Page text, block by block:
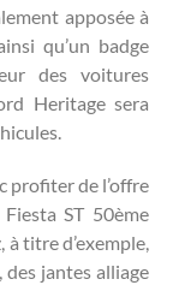
apposée à
qu’un badge
des voitures
Heritage sera
profiter de l’offre
ST 50ème
titre d’exemple,
jantes alliage